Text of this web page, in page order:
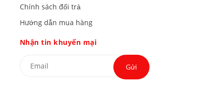
Chính sách đổi trả
Hướng dẫn mua hàng
Nhận tin khuyến mại
Gửi